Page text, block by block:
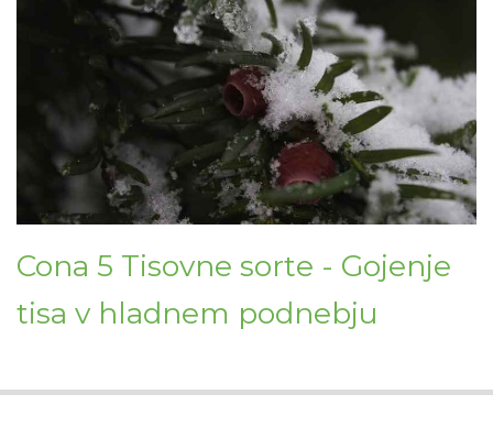
Cona 5 Tisovne sorte - Gojenje
tisa v hladnem podnebju